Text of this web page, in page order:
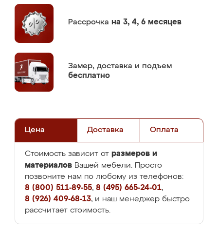
Рассрочка на 3, 4, 6 месяцев
Замер, доставка и подъем
бесплатно
Цена Доставка Оплата
Стоимость зависит от размеров и
материалов Вашей мебели. Просто
позвоните нам по любому из телефонов:
8 (800) 511-89-55, 8 (495) 665-24-01,
8 (926) 409-68-13, и наш менеджер быстро
рассчитает стоимость.